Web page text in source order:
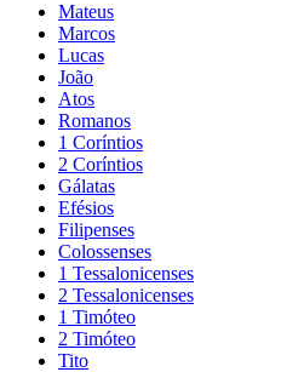
Mateus
Marcos
Lucas
João
Atos
Romanos
1 Coríntios
2 Coríntios
Gálatas
Efésios
Filipenses
Colossenses
1 Tessalonicenses
2 Tessalonicenses
1 Timóteo
2 Timóteo
Tito